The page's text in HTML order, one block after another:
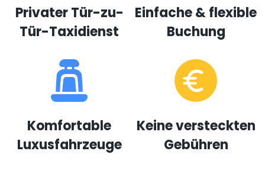
Privater Tür-zu-
Tür-Taxidienst
Einfache & flexible
Buchung
Komfortable
Luxusfahrzeuge
Keine versteckten
Gebühren